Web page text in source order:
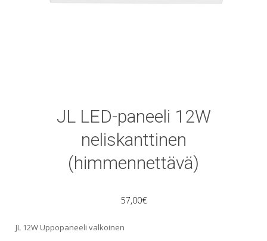
JL LED-paneeli 12W
neliskanttinen
(himmennettävä)
57,00€
JL 12W Uppopaneeli valkoinen